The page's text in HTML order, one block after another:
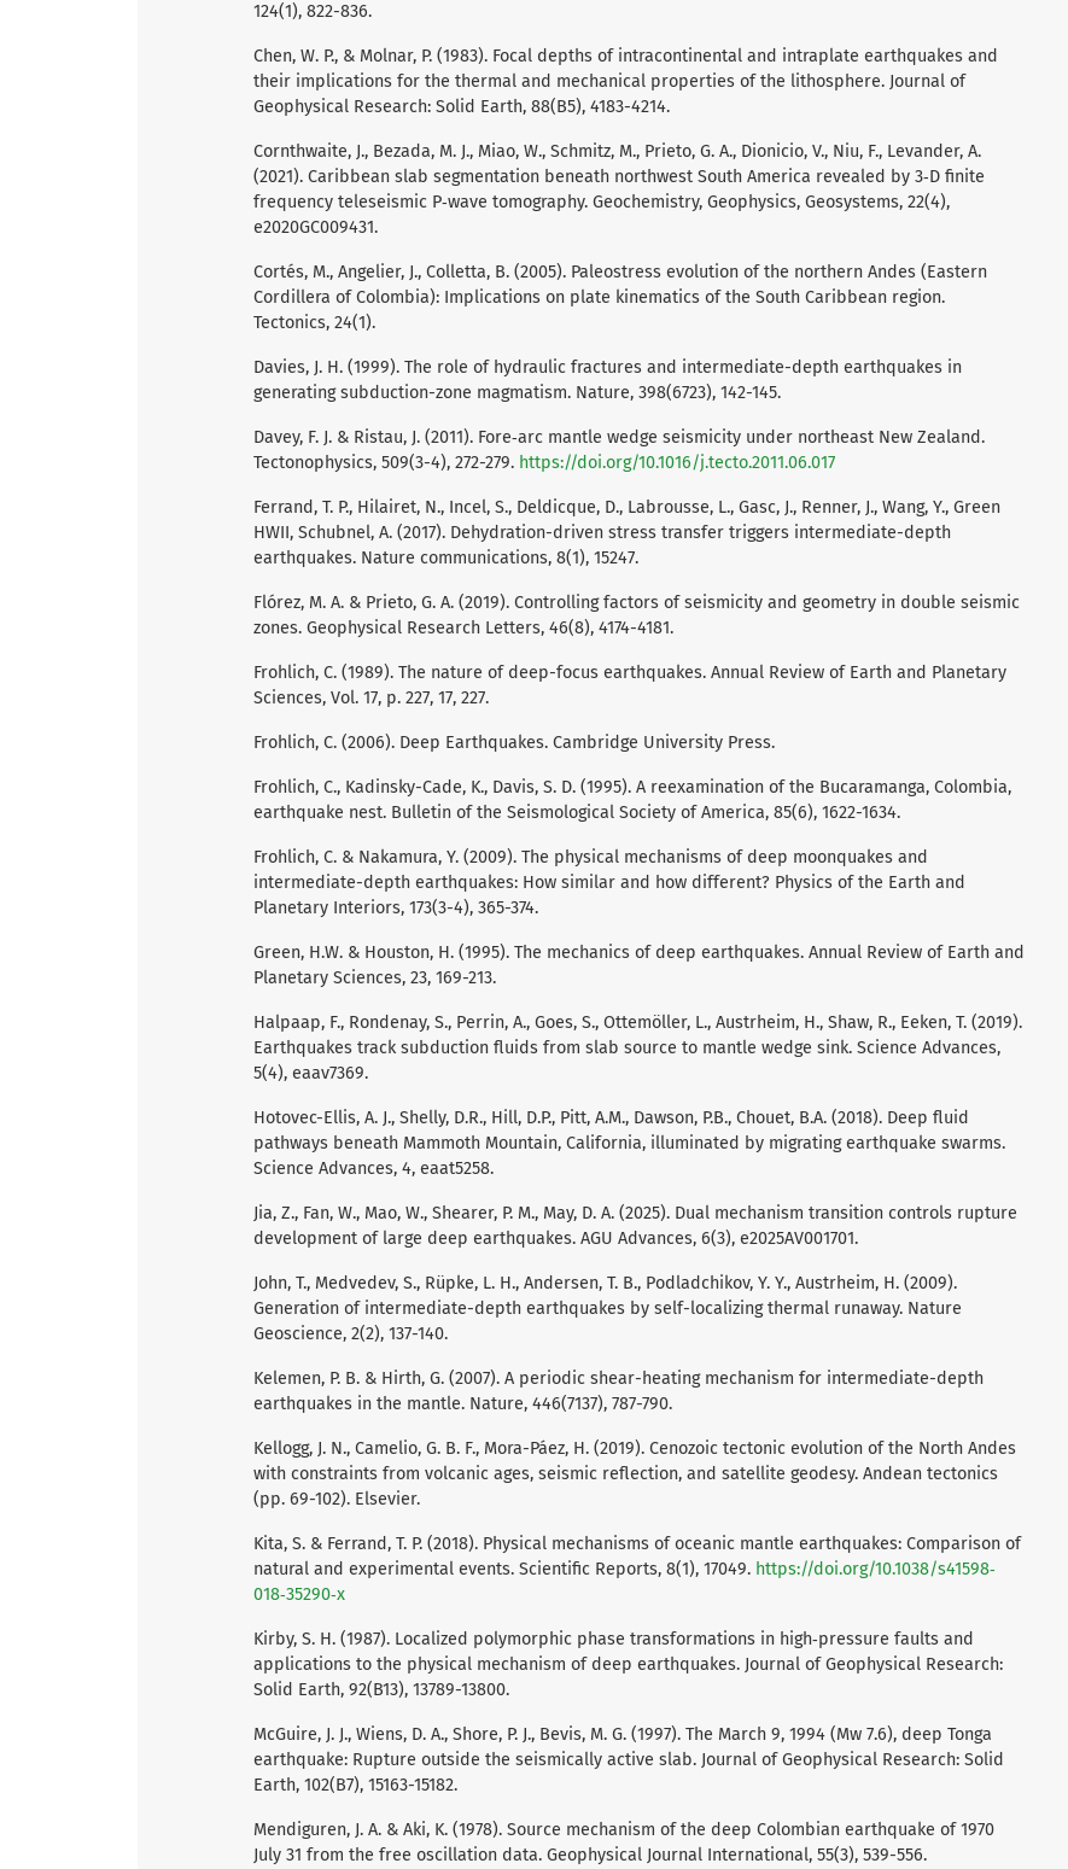
124(1), 822-836.
Chen, W. P., & Molnar, P. (1983). Focal depths of intracontinental and intraplate earthquakes and
their implications for the thermal and mechanical properties of the lithosphere. Journal of
Geophysical Research: Solid Earth, 88(B5), 4183-4214.
Cornthwaite, J., Bezada, M. J., Miao, W., Schmitz, M., Prieto, G. A., Dionicio, V., Niu, F., Levander, A.
(2021). Caribbean slab segmentation beneath northwest South America revealed by 3‐D finite
frequency teleseismic P‐wave tomography. Geochemistry, Geophysics, Geosystems, 22(4),
e2020GC009431.
Cortés, M., Angelier, J., Colletta, B. (2005). Paleostress evolution of the northern Andes (Eastern
Cordillera of Colombia): Implications on plate kinematics of the South Caribbean region.
Tectonics, 24(1).
Davies, J. H. (1999). The role of hydraulic fractures and intermediate-depth earthquakes in
generating subduction-zone magmatism. Nature, 398(6723), 142-145.
Davey, F. J. & Ristau, J. (2011). Fore‐arc mantle wedge seismicity under northeast New Zealand.
Tectonophysics, 509(3-4), 272-279. https://doi.org/10.1016/j.tecto.2011.06.017
Ferrand, T. P., Hilairet, N., Incel, S., Deldicque, D., Labrousse, L., Gasc, J., Renner, J., Wang, Y., Green
HWII, Schubnel, A. (2017). Dehydration-driven stress transfer triggers intermediate-depth
earthquakes. Nature communications, 8(1), 15247.
Flórez, M. A. & Prieto, G. A. (2019). Controlling factors of seismicity and geometry in double seismic
zones. Geophysical Research Letters, 46(8), 4174-4181.
Frohlich, C. (1989). The nature of deep-focus earthquakes. Annual Review of Earth and Planetary
Sciences, Vol. 17, p. 227, 17, 227.
Frohlich, C. (2006). Deep Earthquakes. Cambridge University Press.
Frohlich, C., Kadinsky-Cade, K., Davis, S. D. (1995). A reexamination of the Bucaramanga, Colombia,
earthquake nest. Bulletin of the Seismological Society of America, 85(6), 1622-1634.
Frohlich, C. & Nakamura, Y. (2009). The physical mechanisms of deep moonquakes and
intermediate-depth earthquakes: How similar and how different? Physics of the Earth and
Planetary Interiors, 173(3-4), 365-374.
Green, H.W. & Houston, H. (1995). The mechanics of deep earthquakes. Annual Review of Earth and
Planetary Sciences, 23, 169-213.
Halpaap, F., Rondenay, S., Perrin, A., Goes, S., Ottemöller, L., Austrheim, H., Shaw, R., Eeken, T. (2019).
Earthquakes track subduction fluids from slab source to mantle wedge sink. Science Advances,
5(4), eaav7369.
Hotovec-Ellis, A. J., Shelly, D.R., Hill, D.P., Pitt, A.M., Dawson, P.B., Chouet, B.A. (2018). Deep fluid
pathways beneath Mammoth Mountain, California, illuminated by migrating earthquake swarms.
Science Advances, 4, eaat5258.
Jia, Z., Fan, W., Mao, W., Shearer, P. M., May, D. A. (2025). Dual mechanism transition controls rupture
development of large deep earthquakes. AGU Advances, 6(3), e2025AV001701.
John, T., Medvedev, S., Rüpke, L. H., Andersen, T. B., Podladchikov, Y. Y., Austrheim, H. (2009).
Generation of intermediate-depth earthquakes by self-localizing thermal runaway. Nature
Geoscience, 2(2), 137-140.
Kelemen, P. B. & Hirth, G. (2007). A periodic shear-heating mechanism for intermediate-depth
earthquakes in the mantle. Nature, 446(7137), 787-790.
Kellogg, J. N., Camelio, G. B. F., Mora-Páez, H. (2019). Cenozoic tectonic evolution of the North Andes
with constraints from volcanic ages, seismic reflection, and satellite geodesy. Andean tectonics
(pp. 69-102). Elsevier.
Kita, S. & Ferrand, T. P. (2018). Physical mechanisms of oceanic mantle earthquakes: Comparison of
natural and experimental events. Scientific Reports, 8(1), 17049. https://doi.org/10.1038/s41598‐
018‐35290‐x
Kirby, S. H. (1987). Localized polymorphic phase transformations in high‐pressure faults and
applications to the physical mechanism of deep earthquakes. Journal of Geophysical Research:
Solid Earth, 92(B13), 13789-13800.
McGuire, J. J., Wiens, D. A., Shore, P. J., Bevis, M. G. (1997). The March 9, 1994 (Mw 7.6), deep Tonga
earthquake: Rupture outside the seismically active slab. Journal of Geophysical Research: Solid
Earth, 102(B7), 15163-15182.
Mendiguren, J. A. & Aki, K. (1978). Source mechanism of the deep Colombian earthquake of 1970
July 31 from the free oscillation data. Geophysical Journal International, 55(3), 539-556.